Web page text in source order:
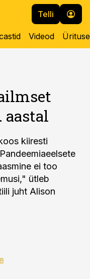
Telli
Videod
aastal
kiiresti
ei too
ütleb
juht Alison